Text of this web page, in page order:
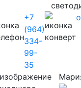
+7
(964)
334-
99-
35